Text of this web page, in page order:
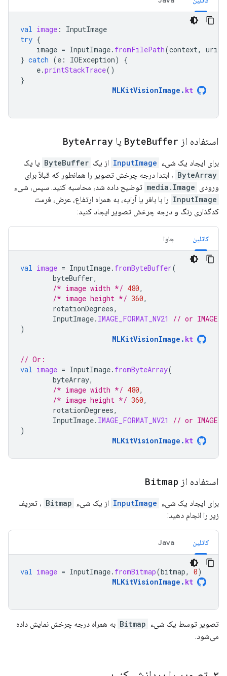
val image :
InputImage
try {
image = InputImage. fromFilePath(context, uri
} catch (e : IOException)
{
e.printStackTrace()
}
MLKitVisionImage . kt
استفاده از ByteBuffer یا ByteArray
برای ایجاد یک شیء InputImage از یک ByteBuffer یا یک
ByteArray ، ابتدا درجه چرخش تصویر را همانطور که قبلاً برای
ورودی media.Image توضیح داده شد، محاسبه کنید. سپس، شیء
InputImage را با بافر یا آرایه، به همراه ارتفاع، عرض، فرمت
کدگذاری رنگ و درجه چرخش تصویر ایجاد کنید:
کاتلین جاوا
val image = InputImage. fromByteBuffer(
byteBuffer,
/* image width */ 480,
/* image height */ 360,
rotationDegrees,
InputImage. IMAGE_FORMAT_NV21
// or
)
MLKitVisionImage . kt
// Or:
val image = InputImage. fromByteArray(
byteArray,
/* image width */ 480,
/* image height */ 360,
rotationDegrees,
InputImage. IMAGE_FORMAT_NV21
// or
)
MLKitVisionImage . kt
استفاده از Bitmap
برای ایجاد یک شیء InputImage از یک شیء Bitmap ، تعریف
زیر را انجام دهید:
کاتلین Java
val image = InputImage. fromBitmap(bitmap, 0)
MLKitVisionImage . kt
تصویر توسط یک شیء Bitmap به همراه درجه چرخش نمایش داده
می‌شود.